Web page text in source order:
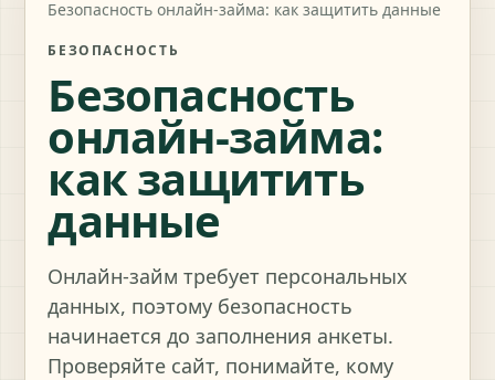
Безопасность онлайн-займа: как защитить данные
БЕЗОПАСНОСТЬ
Безопасность
онлайн-займа:
как защитить
данные
Онлайн-займ требует персональных
данных, поэтому безопасность
начинается до заполнения анкеты.
Проверяйте сайт, понимайте, кому